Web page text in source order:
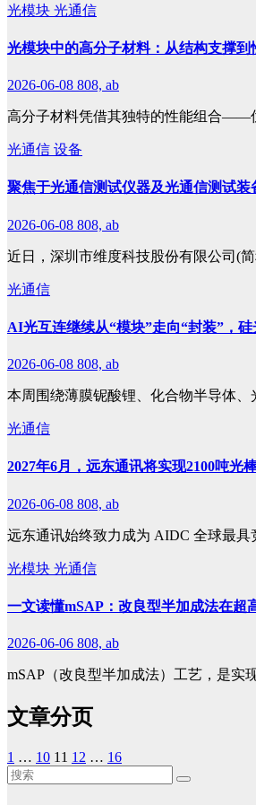
光模块 光通信
光模块中的高分子材料：从结构支撑到
2026-06-08 808, ab
高分子材料凭借其独特的性能组合——
光通信 设备
聚焦于光通信测试仪器及光通信测试
2026-06-08 808, ab
近日，深圳市维度科技股份有限公司(
光通信
AI光互连继续从“模块”走向“封装”，
2026-06-08 808, ab
本周围绕薄膜铌酸锂、化合物半导体
光通信
2027年6月，远东通讯将实现2100吨光
2026-06-08 808, ab
远东通讯始终致力成为 AIDC 全球最
光模块 光通信
一文读懂mSAP：改良型半加成法在超
2026-06-06 808, ab
mSAP（改良型半加成法）工艺，是实
文章分页
1 … 10 11 12 … 16